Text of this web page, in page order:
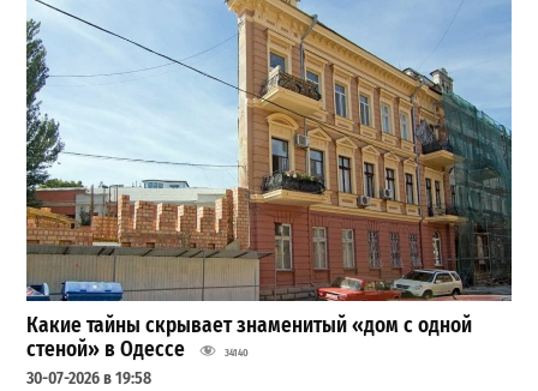
Какие тайны скрывает знаменитый «дом с одной
стеной» в Одессе
34140
30-07-2026 в 19:58